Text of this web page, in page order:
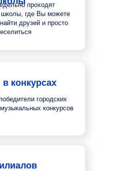
городских
конкурсов
в конкурсах
проходят
школы, где Вы можете
друзей и просто